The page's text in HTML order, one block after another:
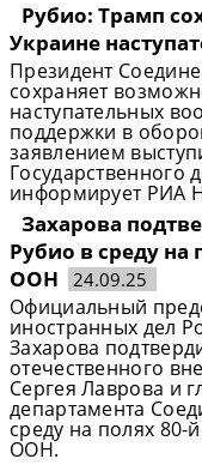
Рубио: Трамп
Украине
Президент
сохраняет
наступательных
поддержки в
заявлением
Государственного
информирует РИА
Захарова
Рубио в среду на
ООН
24.09.25
Официальный
иностранных дел
Захарова
отечественного
Сергея Лаврова и
департамента
среду на полях 80-
ООН.